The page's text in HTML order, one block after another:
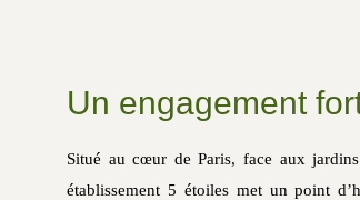
Un engagement
Situé au cœur de Paris, face aux
établissement 5 étoiles met un point